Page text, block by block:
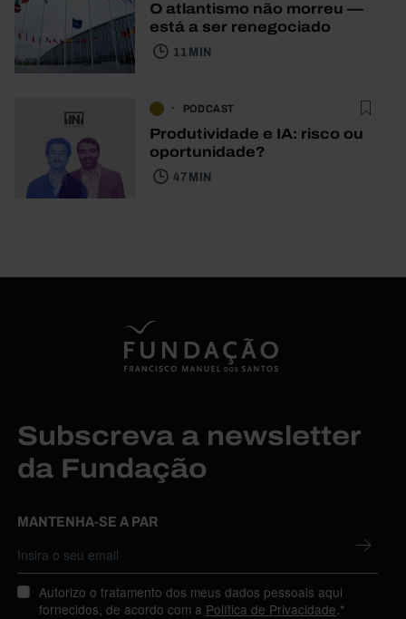
O atlantismo não morreu —
está a ser renegociado
11 MIN
PODCAST
Produtividade e IA: risco ou
oportunidade?
47 MIN
Subscreva a newsletter
da Fundação
MANTENHA-SE A PAR
Autorizo o tratamento dos meus dados pessoais aqui
fornecidos, de acordo com a Política de Privacidade .*